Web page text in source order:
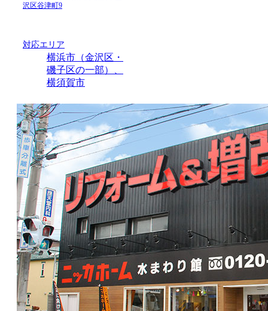
沢区谷津町9
対応エリア
横浜市（金沢区・
磯子区の一部）、
横須賀市